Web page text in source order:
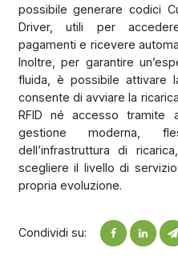
possibile generare codici
Driver, utili per
pagamenti e ricevere
Inoltre, per garantire
fluida, è possibile attivare
consente di avviare la
RFID né accesso tramite
gestione moderna,
dell’infrastruttura di
scegliere il livello di
propria evoluzione.
Condividi su: